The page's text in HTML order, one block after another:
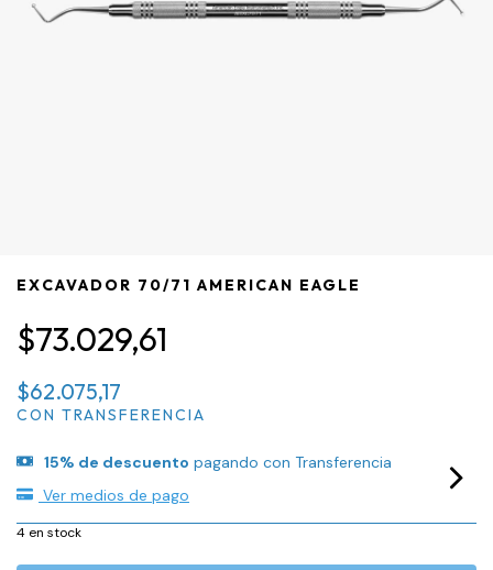
EXCAVADOR 70/71 AMERICAN EAGLE
$73.029,61
$62.075,17
CON TRANSFERENCIA
15% de descuento pagando con Transferencia
Ver medios de pago
4 en stock